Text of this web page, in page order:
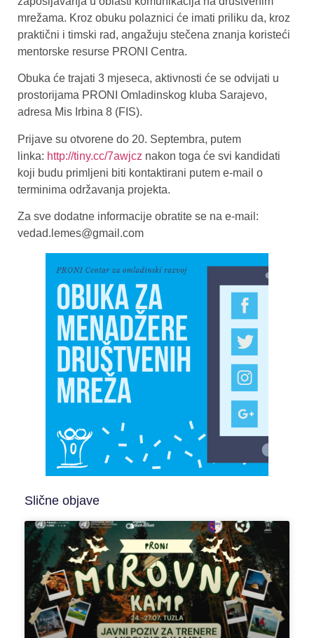
mrežama. Kroz obuku polaznici će imati priliku da, kroz
praktični i timski rad, angažuju stečena znanja koristeći
mentorske resurse PRONI Centra.
Obuka će trajati 3 mjeseca, aktivnosti će se odvijati u
prostorijama PRONI Omladinskog kluba Sarajevo,
adresa Mis Irbina 8 (FIS).
Prijave su otvorene do 20. Septembra, putem
linka: http://tiny.cc/7awjcz nakon toga će svi kandidati
koji budu primljeni biti kontaktirani putem e-mail o
terminima održavanja projekta.
Za sve dodatne informacije obratite se na e-mail:
vedad.lemes@gmail.com
Slične objave